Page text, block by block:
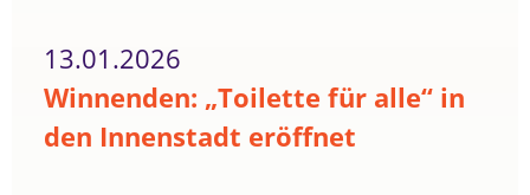
13.01.2026
Winnenden: „Toilette für alle“ in
den Innenstadt eröffnet